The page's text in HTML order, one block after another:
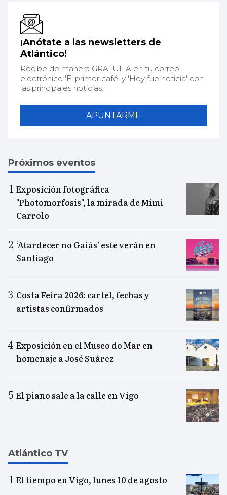
¡Anótate a las newsletters de
Atlántico!
Recibe de manera GRATUITA en tu correo
electrónico 'El primer café' y 'Hoy fue noticia' con
las principales noticias.
APUNTARME
Próximos eventos
Exposición fotográfica
"Photomorfosis", la mirada de Mimi
Carrolo
‘Atardecer no Gaiás’ este verán en
Santiago
Costa Feira 2026: cartel, fechas y
artistas confirmados
Exposición en el Museo do Mar en
homenaje a José Suárez
El piano sale a la calle en Vigo
Atlántico TV
El tiempo en Vigo, lunes 10 de agosto